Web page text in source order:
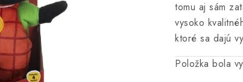
tomu aj sám
vysoko
ktoré sa dajú
Položka bola